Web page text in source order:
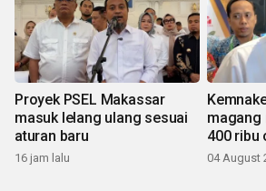
Proyek PSEL Makassar
masuk lelang ulang sesuai
aturan baru
16 jam lalu
magang
400 ribu
04 August